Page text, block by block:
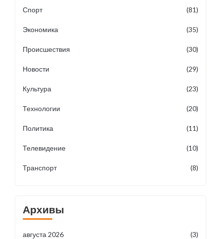
Спорт (81)
Экономика (35)
Происшествия (30)
Новости (29)
Культура (23)
Технологии (20)
Политика (11)
Телевидение (10)
Транспорт (8)
Архивы
августа 2026 (3)